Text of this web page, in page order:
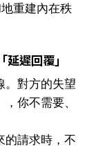
重建內在秩
遲回覆」
。對方的失望
你不需要、
的請求時，不